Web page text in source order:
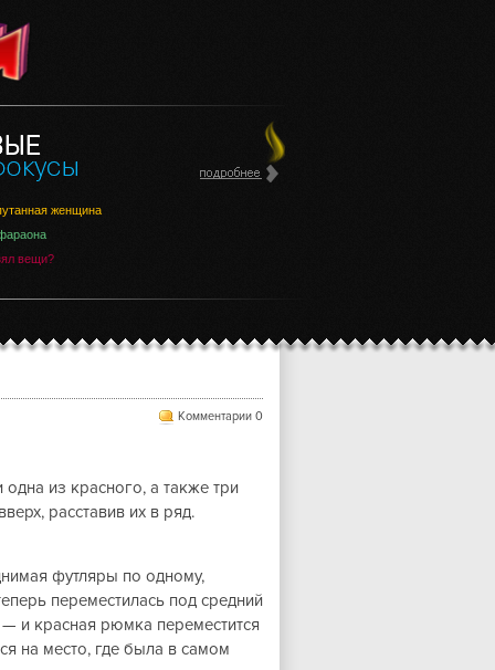
женщина
вещи?
Комментарии 0
из красного, а также три
расставив их в ряд.
футляры по одному,
переместилась под средний
и красная рюмка переместится
на место, где была в самом